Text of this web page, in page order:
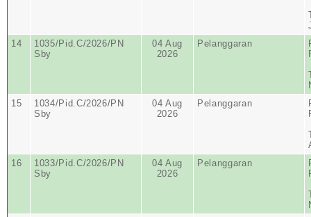
14
1035/Pid.C/2026/PN
Sby
04 Aug
2026
Pelanggaran
15
1034/Pid.C/2026/PN
Sby
04 Aug
2026
Pelanggaran
16
1033/Pid.C/2026/PN
Sby
04 Aug
2026
Pelanggaran